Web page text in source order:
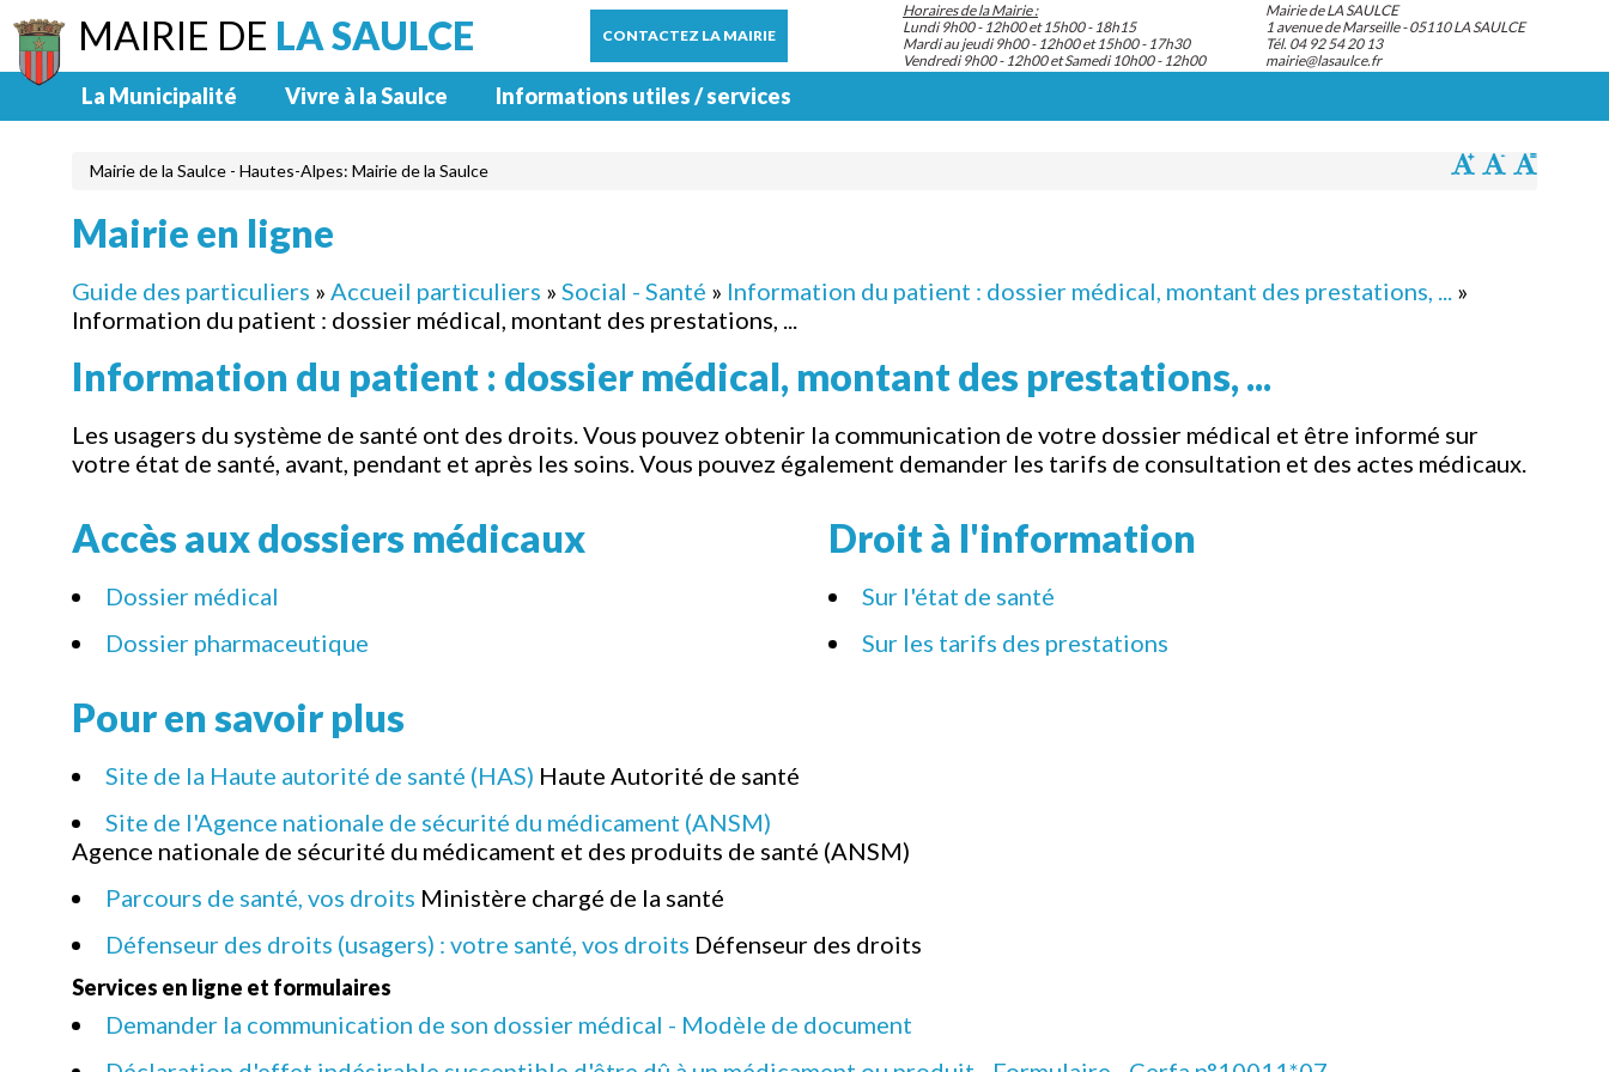
MAIRIE DE LA SAULCE CONTACTEZ LA MAIRIE
Horaires de la Mairie :
Lundi 9h00 - 12h00 et 15h00 - 18h15
Mardi au jeudi 9h00 - 12h00 et 15h00 - 17h30
Vendredi 9h00 - 12h00 et Samedi 10h00 - 12h00
Mairie de LA SAULCE
1 avenue de Marseille - 05110 LA SAULCE
Tél. 04 92 54 20 13
mairie@lasaulce.fr
La Municipalité Vivre à la Saulce Informations utiles / services
Mairie de la Saulce - Hautes-Alpes: Mairie de la Saulce
Mairie en ligne
Guide des particuliers » Accueil particuliers » Social - Santé » Information du patient : dossier médical, montant des prestations, ... »
Information du patient : dossier médical, montant des prestations, ...
Information du patient : dossier médical, montant des prestations, ...
Les usagers du système de santé ont des droits. Vous pouvez obtenir la communication de votre dossier médical et être informé sur
votre état de santé, avant, pendant et après les soins. Vous pouvez également demander les tarifs de consultation et des actes médicaux.
Accès aux dossiers médicaux
Dossier médical
Dossier pharmaceutique
Droit à l'information
Sur l'état de santé
Sur les tarifs des prestations
Pour en savoir plus
Site de la Haute autorité de santé (HAS) Haute Autorité de santé
Site de l'Agence nationale de sécurité du médicament (ANSM)
Agence nationale de sécurité du médicament et des produits de santé (ANSM)
Parcours de santé, vos droits Ministère chargé de la santé
Défenseur des droits (usagers) : votre santé, vos droits Défenseur des droits
Services en ligne et formulaires
Demander la communication de son dossier médical - Modèle de document